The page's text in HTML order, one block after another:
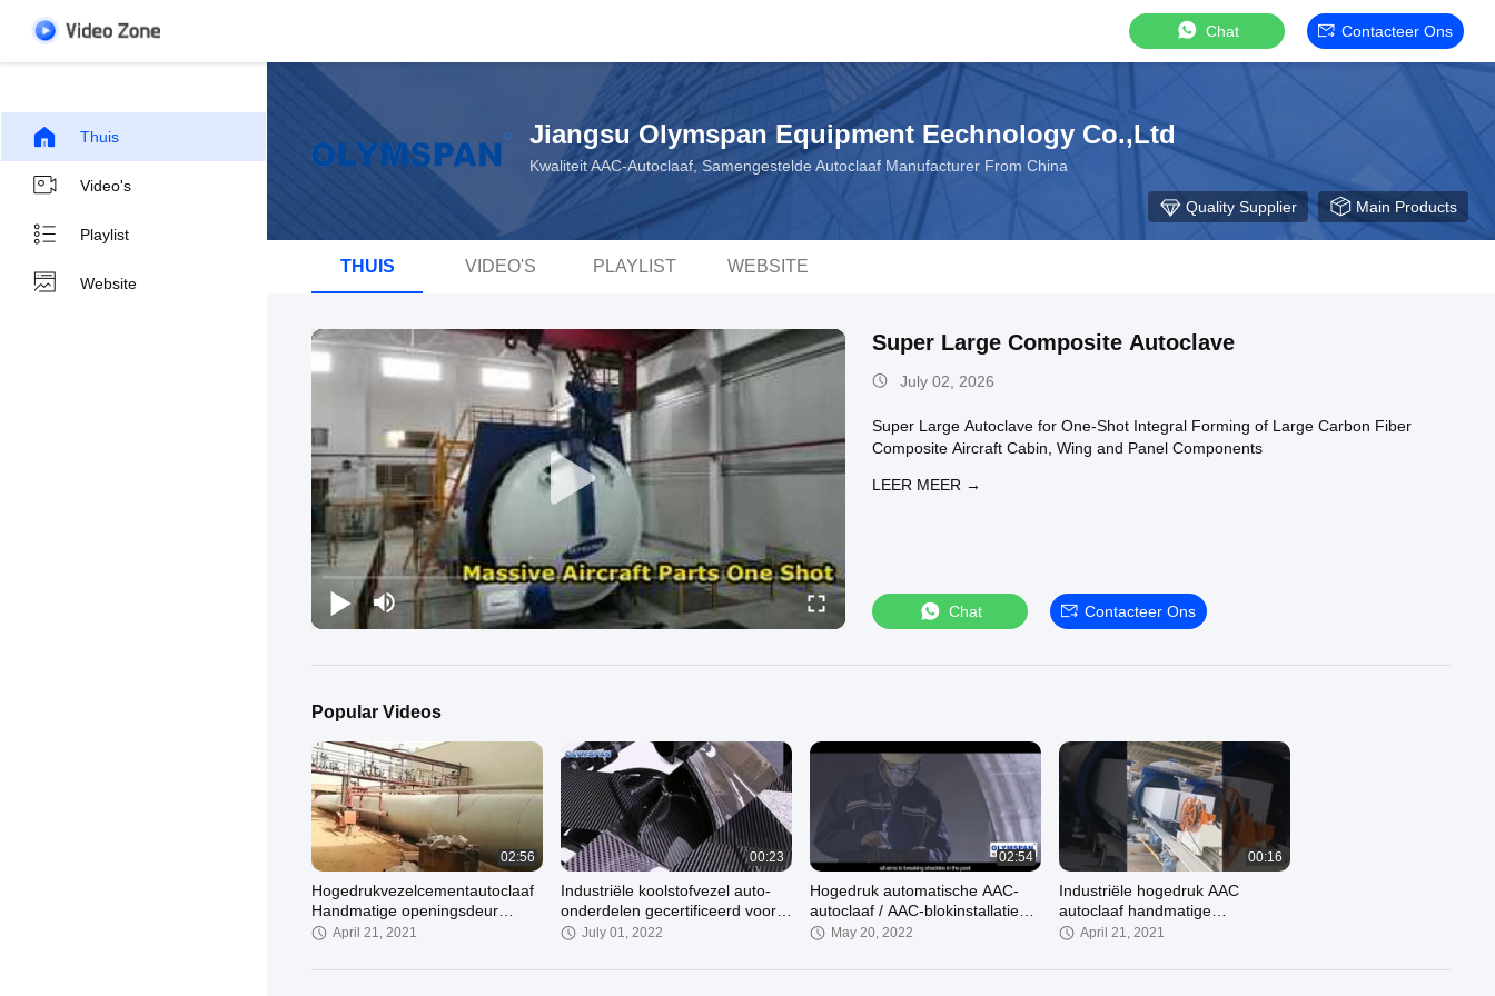
Chat Contacteer Ons
Thuis
Video's
Playlist
Website
Jiangsu Olymspan Equipment Eechnology Co.,Ltd
Kwaliteit AAC-Autoclaaf, Samengestelde Autoclaaf Manufacturer From China
Quality Supplier Main Products
THUIS VIDEO'S PLAYLIST WEBSITE
Super Large Composite Autoclave
July 02, 2026
Super Large Autoclave for One-Shot Integral Forming of Large Carbon Fiber
Composite Aircraft Cabin, Wing and Panel Components
LEER MEER →
Chat Contacteer Ons
Popular Videos
02:56
Hogedrukvezelcementautoclaaf
Handmatige openingsdeur
Industrieel
April 21, 2021
00:23
Industriële koolstofvezel auto-
onderdelen gecertificeerd voor
auto'sJuly 01, 2022
02:54
Hogedruk automatische AAC-
autoclaaf / AAC-blokinstallatie
1,6 m voor chemicaliën / hout
May 20, 2022
00:16
Industriële hogedruk AAC
autoclaaf handmatige
openingsdeur met ASME-
April 21, 2021